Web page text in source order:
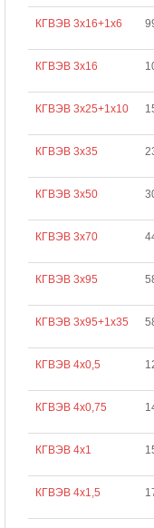
КГВЭВ 3х16+1х6
КГВЭВ 3х16
КГВЭВ 3х25+1х10
КГВЭВ 3х35
КГВЭВ 3х50
КГВЭВ 3х70
КГВЭВ 3х95
КГВЭВ 3х95+1х35
КГВЭВ 4х0,5
КГВЭВ 4х0,75
КГВЭВ 4х1
КГВЭВ 4х1,5